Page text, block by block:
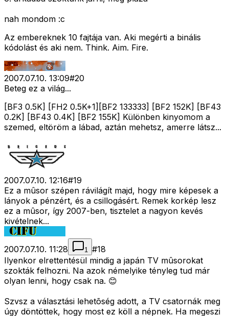
nah mondom :c
Az embereknek 10 fajtája van. Aki megérti a binális
kódolást és aki nem. Think. Aim. Fire.
2007.07.10. 13:09#20
Beteg ez a világ...
[BF3 0.5K] [FH2 0.5K+1][BF2 133333] [BF2 152K] [BF43
0.2K] [BF43 0.4K] [BF2 155K] Különben kinyomom a
szemed, eltöröm a lábad, aztán mehetsz, amerre látsz...
2007.07.10. 12:16#19
Ez a mûsor szépen rávilágít majd, hogy mire képesek a
lányok a pénzért, és a csillogásért. Remek korkép lesz
ez a mûsor, így 2007-ben, tisztelet a nagyon kevés
kivételnek...
2007.07.10. 11:28 1 #18
Ilyenkor elrettentésül mindig a japán TV mûsorokat
szokták felhozni. Na azok némelyike tényleg tud már
olyan lenni, hogy csak na. 😊
Szvsz a választási lehetõség adott, a TV csatornák meg
úgy döntöttek, hogy most ez köll a népnek. Ha megeszi